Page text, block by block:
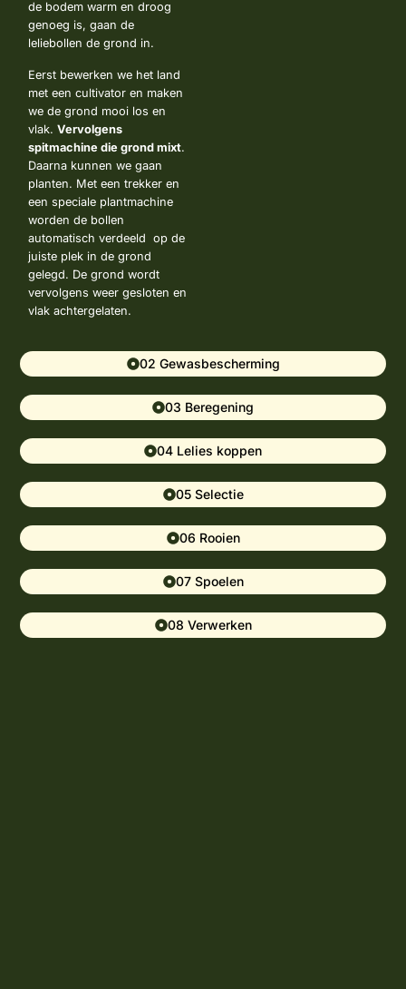
02 Gewasbescherming
03 Beregening
04 Lelies koppen
05 Selectie
06 Rooien
07 Spoelen
08 Verwerken
de bodem warm en droog
genoeg is, gaan de
leliebollen de grond in.
Eerst bewerken we het land
met een cultivator en maken
we de grond mooi los en
vlak.Vervolgens
spitmachine die grond mixt.
Daarna kunnen we gaan
planten. Met een trekker en
een speciale plantmachine
worden de bollen
automatisch verdeeld op de
juiste plek in de grond
gelegd. De grond wordt
vervolgens weer gesloten en
vlak achtergelaten.